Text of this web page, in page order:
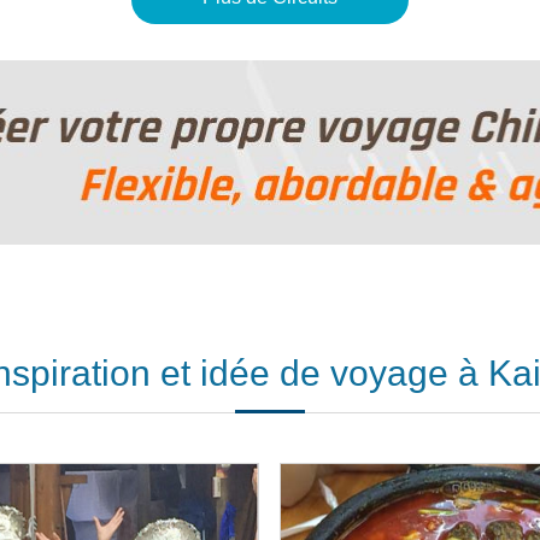
et idée de voyage à